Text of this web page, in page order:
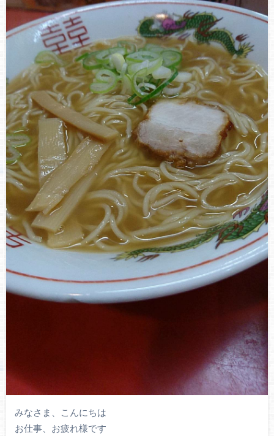
みなさま、こんにちは
お仕事、お疲れ様です